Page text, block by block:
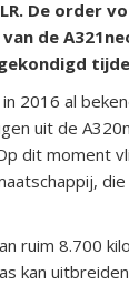
De order
van de
2016 al
uit de
dit moment
die
ruim 8.700
kan